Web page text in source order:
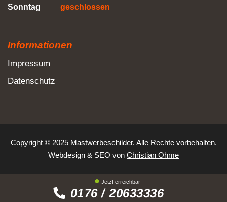
Sonntag geschlossen
Informationen
Impressum
Datenschutz
Copyright © 2025 Mastwerbeschilder. Alle Rechte vorbehalten.
Webdesign & SEO von Christian Ohme
Jetzt erreichbar
0176 / 20633336